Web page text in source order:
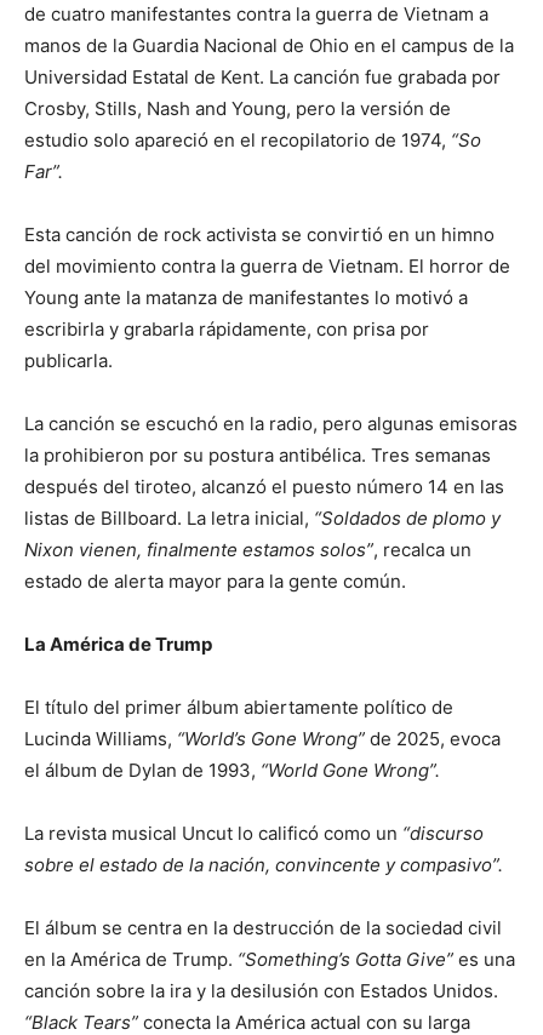
de cuatro manifestantes contra la guerra de Vietnam a
manos de la Guardia Nacional de Ohio en el campus de la
Universidad Estatal de Kent. La canción fue grabada por
Crosby, Stills, Nash and Young, pero la versión de
estudio solo apareció en el recopilatorio de 1974, “So
Far”.
Esta canción de rock activista se convirtió en un himno
del movimiento contra la guerra de Vietnam. El horror de
Young ante la matanza de manifestantes lo motivó a
escribirla y grabarla rápidamente, con prisa por
publicarla.
La canción se escuchó en la radio, pero algunas emisoras
la prohibieron por su postura antibélica. Tres semanas
después del tiroteo, alcanzó el puesto número 14 en las
listas de Billboard. La letra inicial, “Soldados de plomo y
Nixon vienen, finalmente estamos solos”, recalca un
estado de alerta mayor para la gente común.
La América de Trump
El título del primer álbum abiertamente político de
Lucinda Williams, “World’s Gone Wrong” de 2025, evoca
el álbum de Dylan de 1993, “World Gone Wrong”.
La revista musical Uncut lo calificó como un “discurso
sobre el estado de la nación, convincente y compasivo”.
El álbum se centra en la destrucción de la sociedad civil
en la América de Trump. “Something’s Gotta Give” es una
canción sobre la ira y la desilusión con Estados Unidos.
“Black Tears” conecta la América actual con su larga